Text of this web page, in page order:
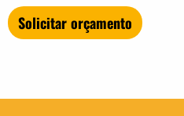
Solicitar orçamento